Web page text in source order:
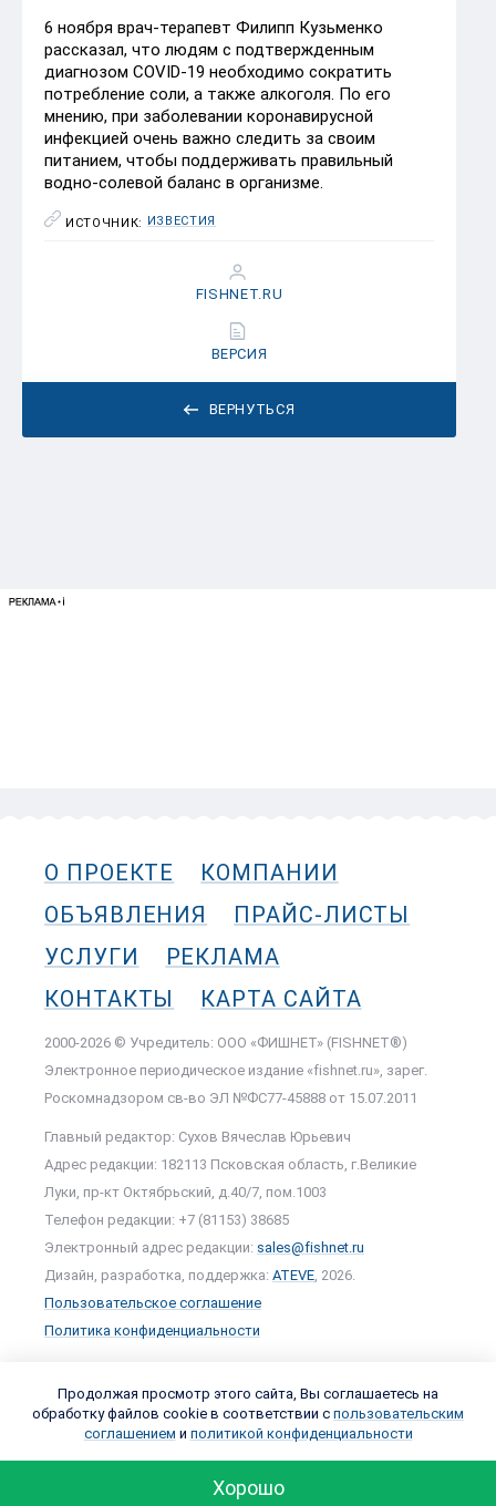
6 ноября врач-терапевт Филипп Кузьменко
рассказал, что людям с подтвержденным
диагнозом COVID-19 необходимо сократить
потребление соли, а также алкоголя. По его
мнению, при заболевании коронавирусной
инфекцией очень важно следить за своим
питанием, чтобы поддерживать правильный
водно-солевой баланс в организме.
ИСТОЧНИК: ИЗВЕСТИЯ
ВЕРНУТЬСЯ
FISHNET.RU
ВЕРСИЯ
О ПРОЕКТЕ
КОМПАНИИ
ОБЪЯВЛЕНИЯ
ПРАЙС-ЛИСТЫ
УСЛУГИ
РЕКЛАМА
КОНТАКТЫ
КАРТА САЙТА
2000-2026 © Учредитель: ООО «ФИШНЕТ» (FISHNET®)
Электронное периодическое издание «fishnet.ru», зарег.
Роскомнадзором cв-во ЭЛ №ФС77-45888 от 15.07.2011
Главный редактор: Сухов Вячеслав Юрьевич
Адрес редакции: 182113 Псковская область, г.Великие
Луки, пр-кт Октябрьский, д.40/7, пом.1003
Телефон редакции: +7 (81153) 38685
Электронный адрес редакции: sales@fishnet.ru
Дизайн, разработка, поддержка: ATEVE , 2026.
Пользовательское соглашение
Политика конфиденциальности
Продолжая просмотр этого сайта, Вы соглашаетесь на
обработку файлов cookie в соответствии с пользовательским
соглашением и политикой конфиденциальности
Хорошо